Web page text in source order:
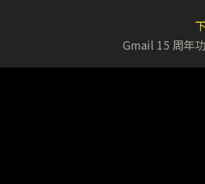
Gmail 15 周年